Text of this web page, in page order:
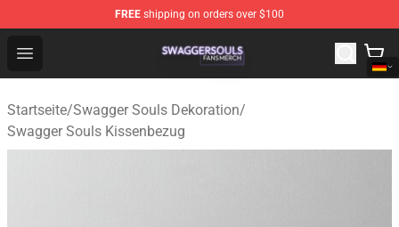
FREE shipping on orders over $100
Open menu
Swagger Souls Shop - Official Swagger Souls
Startseite/Swagger Souls Dekoration/
Swagger Souls Kissenbezug